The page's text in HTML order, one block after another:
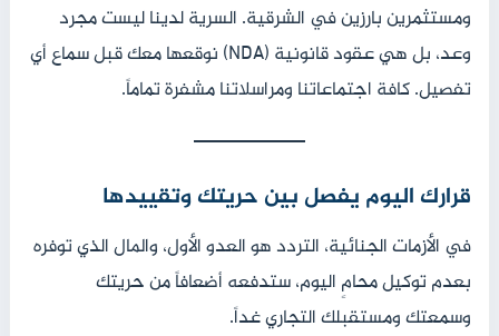
ومستثمرين بارزين في الشرقية. السرية لدينا ليست مجرد
وعد، بل هي عقود قانونية (NDA) نوقعها معك قبل سماع أي
تفصيل. كافة اجتماعاتنا ومراسلاتنا مشفرة تماماً.
قرارك اليوم يفصل بين حريتك وتقييدها
في الأزمات الجنائية، التردد هو العدو الأول، والمال الذي توفره
بعدم توكيل محامٍ اليوم، ستدفعه أضعافاً من حريتك
وسمعتك ومستقبلك التجاري غداً.